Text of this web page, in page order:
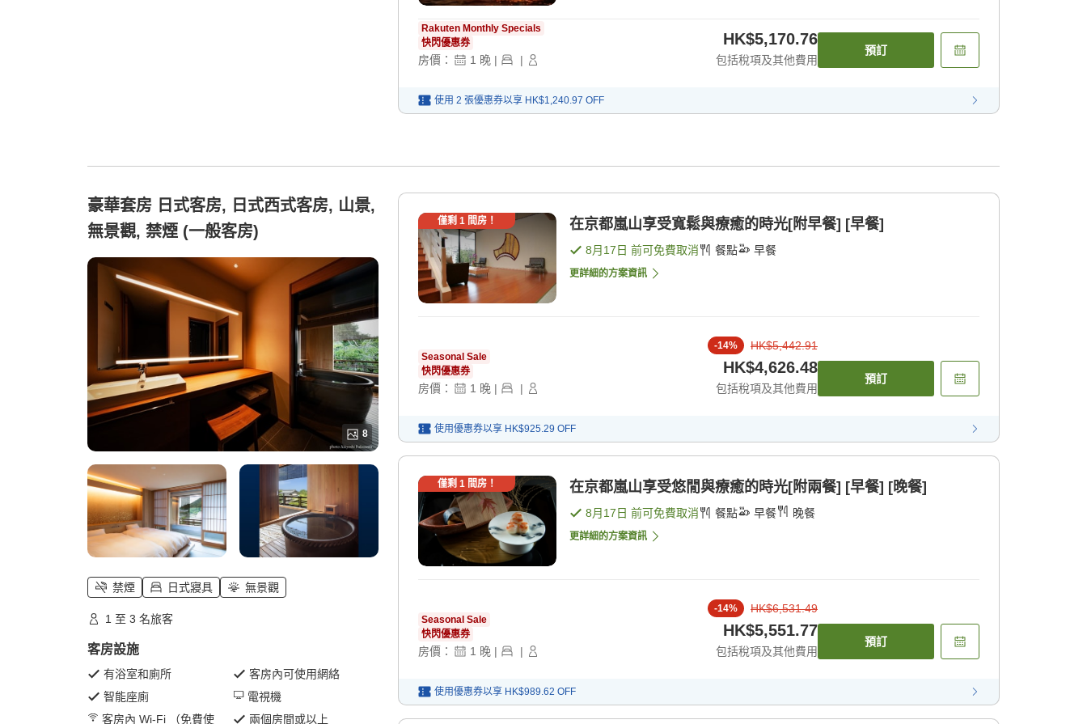
Rakuten Monthly Specials
快閃優惠券
房價： 1 晚 | |
HK$5,170.76
包括稅項及其他費用
預訂
使用 2 張優惠券以享 HK$1,240.97 OFF
豪華套房 日式客房, 日式西式客房, 山景,
無景觀, 禁煙 (一般客房)
8
禁煙 日式寢具 無景觀
1 至 3 名旅客
客房設施
有浴室和廁所
客房內可使用網絡
智能座廁
電視機
客房內 Wi-Fi （免費使
兩個房間或以上
僅剩 1間房！ 在京都嵐山享受寬鬆與療癒的時光[附早餐] [早餐]
8月17日 前可免費取消 餐點 早餐
更詳細的方案資訊
Seasonal Sale
快閃優惠券
房價： 1 晚 | |
-14% HK$5,442.91
HK$4,626.48
包括稅項及其他費用
預訂
使用優惠券以享 HK$925.29 OFF
僅剩 1間房！ 在京都嵐山享受悠閒與療癒的時光[附兩餐] [早餐] [晚餐]
8月17日 前可免費取消 餐點 早餐 晚餐
更詳細的方案資訊
Seasonal Sale
快閃優惠券
房價： 1 晚 | |
-14% HK$6,531.49
HK$5,551.77
包括稅項及其他費用
預訂
使用優惠券以享 HK$989.62 OFF